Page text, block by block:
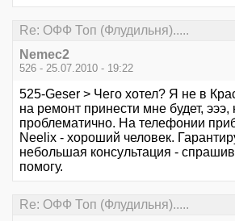
Re: ОФФ Топ (Флудильня).....
Nemec2
526 - 25.07.2010 - 19:22
525-Geser > Чего хотел? Я не в
на ремонт принести мне будет, эээ,
проблематично. На телефонии
Neelix - хороший человек.
небольшая консультация -
помогу.
Re: ОФФ Топ (Флудильня).....